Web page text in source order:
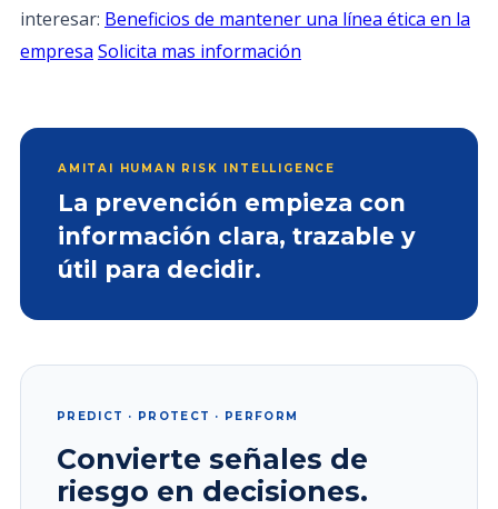
interesar: Beneficios de mantener una línea ética en la
empresa Solicita mas información
AMITAI HUMAN RISK INTELLIGENCE
La prevención empieza con
información clara, trazable y
útil para decidir.
PREDICT · PROTECT · PERFORM
Convierte señales de
riesgo en decisiones.